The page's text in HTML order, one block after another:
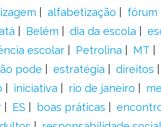
alfabetização fórum
Belém dia da escola
escolar Petrolina MT
pode estratégia direitos
iniciativa rio de janeiro
ES boas práticas